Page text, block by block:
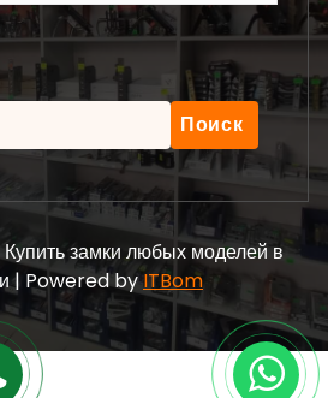
замки любых моделей в
| Powered byITBom